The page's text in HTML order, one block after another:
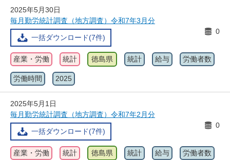
2025年5月30日
毎月勤労統計調査（地方調査）令和7年3月分
一括ダウンロード(7件)
0
産業・労働 統計 徳島県 統計 給与 労働者数
労働時間 2025
2025年5月1日
毎月勤労統計調査（地方調査）令和7年2月分
一括ダウンロード(7件)
0
産業・労働 統計 徳島県 統計 給与 労働者数